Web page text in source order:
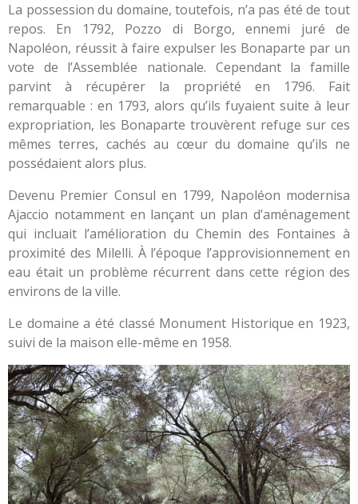
La possession du domaine, toutefois, n’a pas été de tout
repos. En 1792, Pozzo di Borgo, ennemi juré de
Napoléon, réussit à faire expulser les Bonaparte par un
vote de l’Assemblée nationale. Cependant la famille
parvint à récupérer la propriété en 1796. Fait
remarquable : en 1793, alors qu’ils fuyaient suite à leur
expropriation, les Bonaparte trouvèrent refuge sur ces
mêmes terres, cachés au cœur du domaine qu’ils ne
possédaient alors plus.
Devenu Premier Consul en 1799, Napoléon modernisa
Ajaccio notamment en lançant un plan d’aménagement
qui incluait l’amélioration du Chemin des Fontaines à
proximité des Milelli. À l’époque l’approvisionnement en
eau était un problème récurrent dans cette région des
environs de la ville.
Le domaine a été classé Monument Historique en 1923,
suivi de la maison elle-même en 1958.